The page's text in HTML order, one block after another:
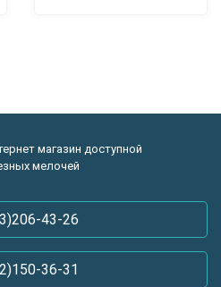
магазин доступной
мелочей
43-26
36-31